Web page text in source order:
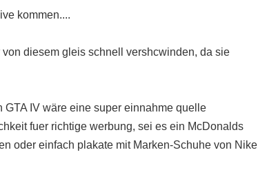
kommen....
diesem gleis schnell vershcwinden, da sie
GTA IV wäre eine super einnahme quelle
fuer richtige werbung, sei es ein McDonalds
oder einfach plakate mit Marken-Schuhe von Nike